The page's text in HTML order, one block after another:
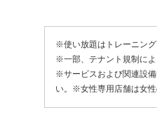
※使い放題はトレーニング
※一部、テナント規制によ
※サービスおよび関連設
い。※女性専用店舗は女